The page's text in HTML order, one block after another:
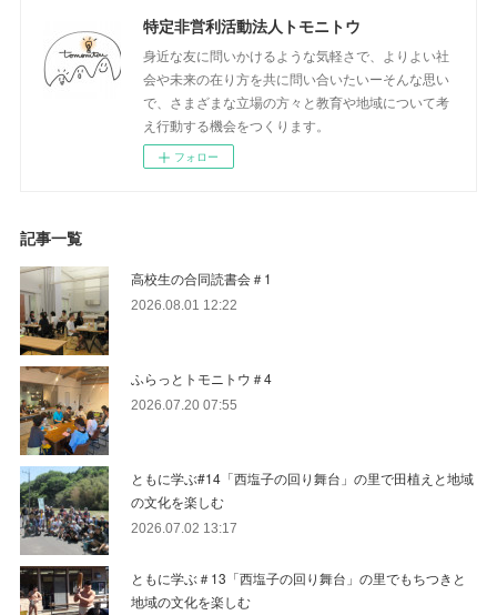
特定非営利活動法人トモニトウ
身近な友に問いかけるような気軽さで、よりよい社
会や未来の在り方を共に問い合いたいーそんな思い
で、さまざまな立場の方々と教育や地域について考
え行動する機会をつくります。
フォロー
記事一覧
高校生の合同読書会＃1
2026.08.01 12:22
ふらっとトモニトウ＃4
2026.07.20 07:55
ともに学ぶ#14「西塩子の回り舞台」の里で田植えと地域
の文化を楽しむ
2026.07.02 13:17
ともに学ぶ＃13「西塩子の回り舞台」の里でもちつきと
地域の文化を楽しむ